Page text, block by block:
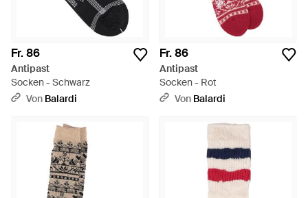
Fr. 86
Antipast
Socken - Schwarz
Von Balardi
Fr. 86
Antipast
Socken - Rot
Von Balardi